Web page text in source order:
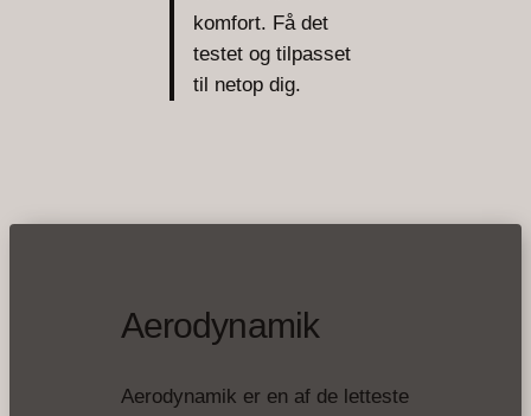
komfort. Få det
testet og tilpasset
til netop dig.
Aerodynamik
Aerodynamik er en af de letteste